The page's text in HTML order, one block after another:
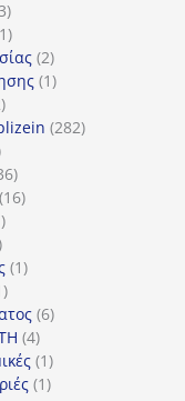
53
προϊόντα
1
προϊόν
22
προϊόντα
11
2
προϊόντα282282
36
προϊόντα
1616
1
προϊόν
11
1
προϊόν
66
44
προϊόντα
11
προϊόν
11